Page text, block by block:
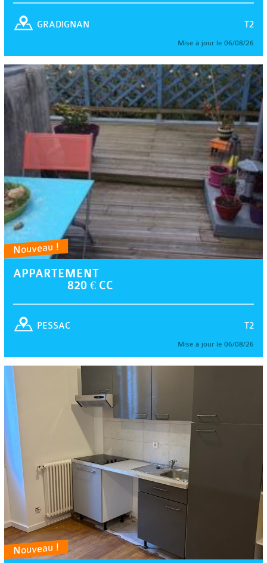
T2
GRADIGNAN
Mise à jour le 06/08/26
Nouveau !
APPARTEMENT
820 € CC
T2
PESSAC
Mise à jour le 06/08/26
Nouveau !